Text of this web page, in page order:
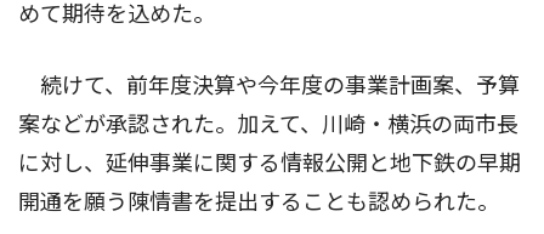
めて期待を込めた。
続けて、前年度決算や今年度の事業計画案、予算
案などが承認された。加えて、川崎・横浜の両市長
に対し、延伸事業に関する情報公開と地下鉄の早期
開通を願う陳情書を提出することも認められた。